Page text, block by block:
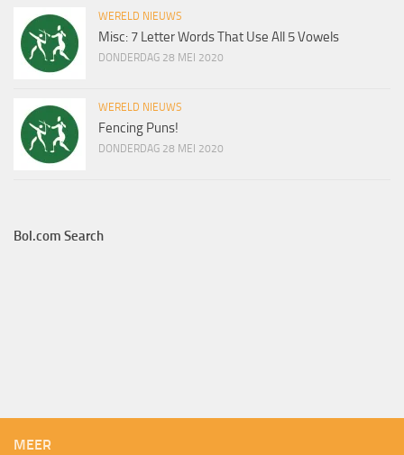
WERELD NIEUWS
Misc: 7 Letter Words That Use All 5 Vowels
DONDERDAG 28 MEI 2020
WERELD NIEUWS
Fencing Puns!
DONDERDAG 28 MEI 2020
Bol.com Search
MEER